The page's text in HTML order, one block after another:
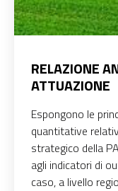
RELAZIONE
ATTUAZIONE
Espongono le
quantitative
strategico della
agli indicatori di
caso, a livello